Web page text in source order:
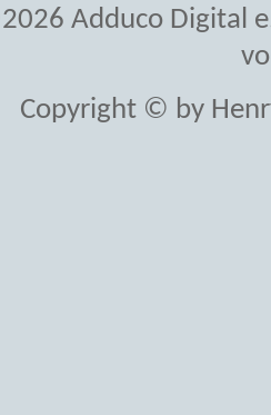
Adduco Digital
Copyright © by